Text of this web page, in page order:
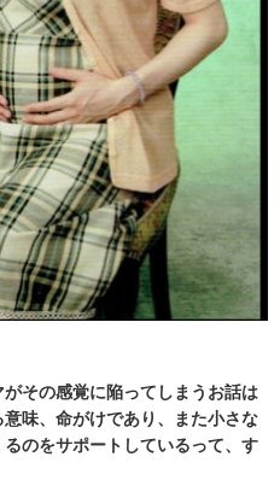
その感覚に陥ってしまうお話は
味、命がけであり、また小さな
のをサポートしているって、す